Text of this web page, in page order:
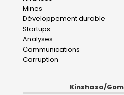
Mines
Développement durable
Startups
Analyses
Communications
Corruption
Kinshasa/